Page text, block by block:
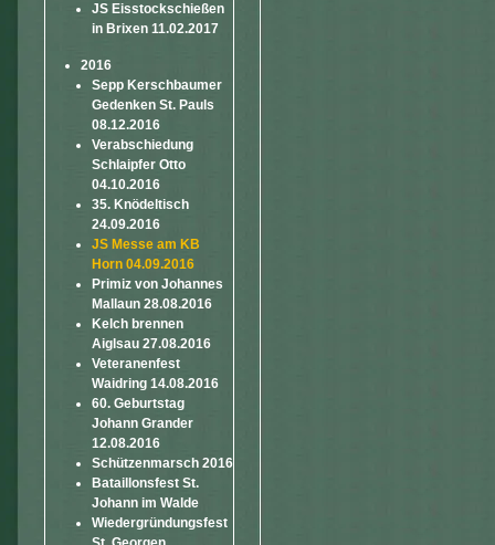
JS Eisstockschießen
in Brixen 11.02.2017
2016
Sepp Kerschbaumer
Gedenken St. Pauls
08.12.2016
Verabschiedung
Schlaipfer Otto
04.10.2016
35. Knödeltisch
24.09.2016
JS Messe am KB
Horn 04.09.2016
Primiz von Johannes
Mallaun 28.08.2016
Kelch brennen
Aiglsau 27.08.2016
Veteranenfest
Waidring 14.08.2016
60. Geburtstag
Johann Grander
12.08.2016
Schützenmarsch 2016
Bataillonsfest St.
Johann im Walde
Wiedergründungsfest